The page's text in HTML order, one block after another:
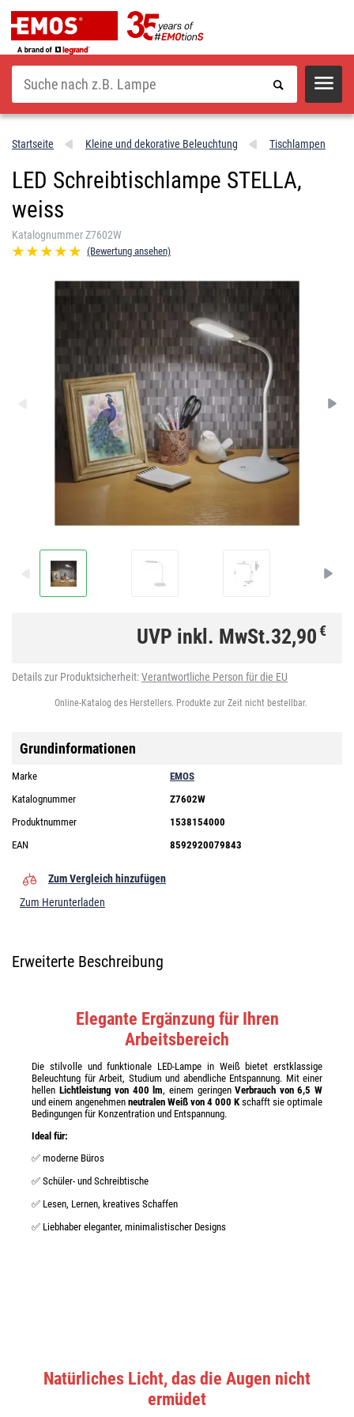
Suche
Startseite Kleine und dekorative Beleuchtung Tischlampen
LED Schreibtischlampe STELLA,
weiss
Katalognummer Z7602W
(Bewertung ansehen)
UVP inkl. MwSt.32,90€
Details zur Produktsicherheit:Verantwortliche Person für die EU
Online-Katalog des Herstellers. Produkte zur Zeit nicht bestellbar.
Grundinformationen
Marke
EMOS
Katalognummer
Z7602W
Produktnummer
1538154000
EAN
8592920079843
Zum Vergleich hinzufügen
Zum Herunterladen
Erweiterte Beschreibung
Elegante Ergänzung für Ihren
Arbeitsbereich
Die stilvolle und funktionale LED-Lampe in Weiß bietet erstklassige
Beleuchtung für Arbeit, Studium und abendliche Entspannung. Mit einer
hellen Lichtleistung von 400 lm, einem geringenVerbrauch von 6,5 W
und einem angenehmen neutralen Weiß von 4 000 K schafft sie optimale
Bedingungen für Konzentration und Entspannung.
Ideal für:
✅ moderne Büros
✅ Schüler- und Schreibtische
✅ Lesen, Lernen, kreatives Schaffen
✅ Liebhaber eleganter, minimalistischer Designs
Natürliches Licht, das die Augen nicht
ermüdet